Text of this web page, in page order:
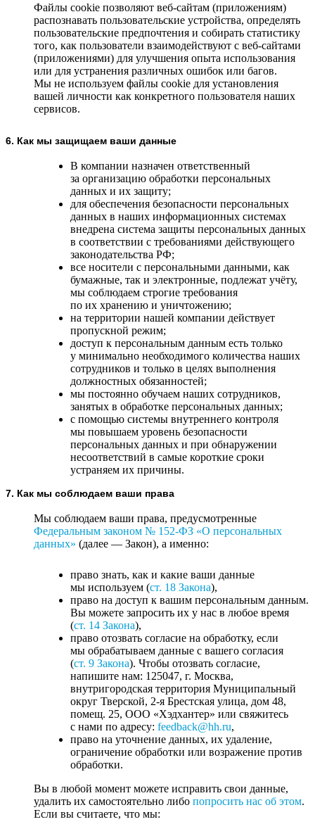
Файлы cookie позволяют веб-сайтам (приложениям)
распознавать пользовательские устройства, определять
пользовательские предпочтения и собирать статистику
того, как пользователи взаимодействуют с веб-сайтами
(приложениями) для улучшения опыта использования
или для устранения различных ошибок или багов.
Мы не используем файлы cookie для установления
вашей личности как конкретного пользователя наших
сервисов.
6. Как мы защищаем ваши данные
В компании назначен ответственный
за организацию обработки персональных
данных и их защиту;
для обеспечения безопасности персональных
данных в наших информационных системах
внедрена система защиты персональных данных
в соответствии с требованиями действующего
законодательства РФ;
все носители с персональными данными, как
бумажные, так и электронные, подлежат учёту,
мы соблюдаем строгие требования
по их хранению и уничтожению;
на территории нашей компании действует
пропускной режим;
доступ к персональным данным есть только
у минимально необходимого количества наших
сотрудников и только в целях выполнения
должностных обязанностей;
мы постоянно обучаем наших сотрудников,
занятых в обработке персональных данных;
с помощью системы внутреннего контроля
мы повышаем уровень безопасности
персональных данных и при обнаружении
несоответствий в самые короткие сроки
устраняем их причины.
7. Как мы соблюдаем ваши права
Мы соблюдаем ваши права, предусмотренные
Федеральным законом № 152-ФЗ «О персональных
данных» (далее — Закон), а именно:
право знать, как и какие ваши данные
мы используем (ст. 18 Закона),
право на доступ к вашим персональным данным.
Вы можете запросить их у нас в любое время
(ст. 14 Закона),
право отозвать согласие на обработку, если
мы обрабатываем данные с вашего согласия
(ст. 9 Закона). Чтобы отозвать согласие,
напишите нам: 125047, г. Москва,
внутригородская территория Муниципальный
округ Тверской, 2-я Брестская улица, дом 48,
помещ. 25, ООО «Хэдхантер» или свяжитесь
с нами по адресу: feedback@hh.ru,
право на уточнение данных, их удаление,
ограничение обработки или возражение против
обработки.
Вы в любой момент можете исправить свои данные,
удалить их самостоятельно либо попросить нас об этом.
Если вы считаете, что мы: